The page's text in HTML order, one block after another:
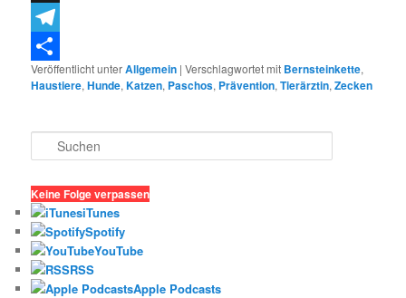
Threema
Telegram
Teilen
Veröffentlicht unterAllgemein |Verschlagwortet mit Bernsteinkette,
Haustiere,Hunde,Katzen, Paschos, Prävention,Tierärztin,Zecken
u
h
e
n
Keine Folge verpassen
iTunes
Spotify
YouTube
RSS
Apple Podcasts